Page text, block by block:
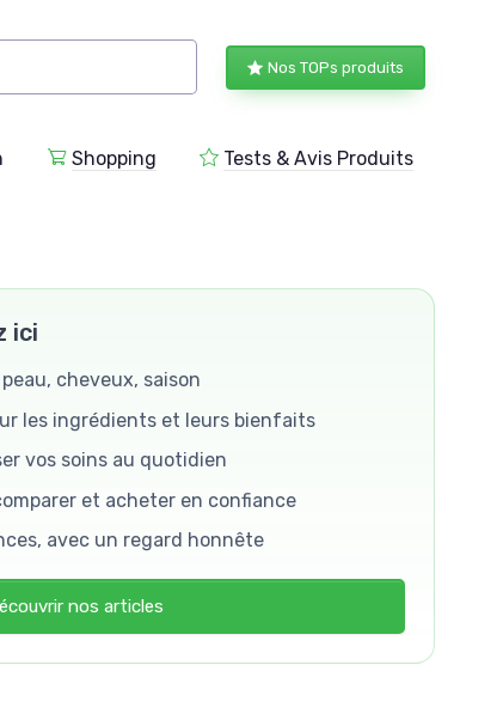
Nos TOPs produits
Shopping Tests & Avis Produits
ici
cheveux, saison
les ingrédients et leurs bienfaits
vos soins au quotidien
et acheter en confiance
avec un regard honnête
nos articles